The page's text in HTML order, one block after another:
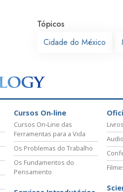
Tópicos
Cidade do México
Cursos On‑line
Cursos On‑Line das
Ferramentas para a Vida
Os Problemas do Trabalho
Os Fundamentos do
Pensamento